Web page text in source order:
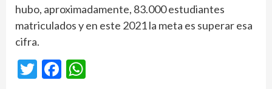
hubo, aproximadamente, 83.000 estudiantes
matriculados y en este 2021 la meta es superar esa
cifra.
TwitterFacebook